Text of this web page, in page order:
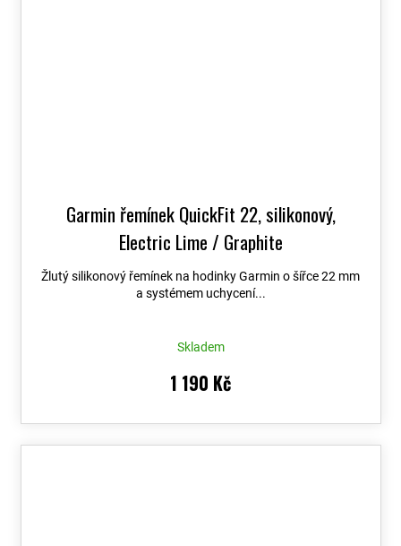
Garmin řemínek QuickFit 22, silikonový,
Electric Lime / Graphite
Žlutý silikonový řemínek na hodinky Garmin o šířce 22 mm
a systémem uchycení...
Skladem
1 190 Kč